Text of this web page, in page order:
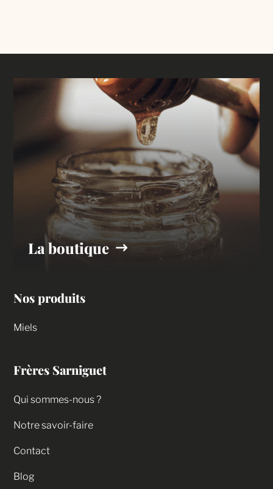
La boutique
Nos produits
Miels
Frères Sarniguet
Qui sommes-nous ?
Notre savoir-faire
Contact
Blog